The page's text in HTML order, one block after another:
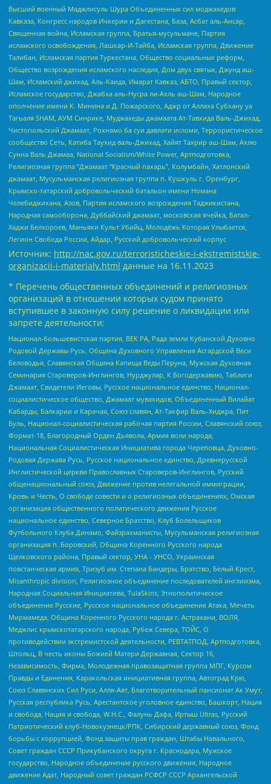
Высший военный Маджлисуль Шура Объединенных сил моджахедов
Кавказа, Конгресс народов Ичкерии и Дагестана, База, Асбат аль-Ансар,
Священная война, Исламская группа, Братья-мусульмане, Партия
исламского освобождения, Лашкар-И-Тайба, Исламская группа, Движение
Талибан, Исламская партия Туркестана, Общество социальных реформ,
Общество возрождения исламского наследия, Дом двух святых, Джунд аш-
Шам, Исламский джихад, Аль-Каида, Имарат Кавказ, АБТО, Правый сектор,
Исламское государство, Джабха аль-Нусра ли-Ахль аш-Шам, Народное
ополчение имени К. Минина и Д. Пожарского, Аджр от Аллаха Субхану уа
Тагьаля SHAM, АУМ Синрике, Муджахеды джамаата Ат-Тавхида Валь-Джихад,
Чистопольский Джамаат, Рохнамо ба суи давлати исломи, Террористическое
сообщество Сеть, Катиба Таухид валь-Джихад, Хайят Тахрир аш-Шам, Ахлю
Сунна Валь Джамаа, National Socialism/White Power, Артподготовка,
Религиозная группа “Джамаат “Красный пахарь”, Колумбайн, Хатлонский
джамаат, Мусульманская религиозная группа п. Кушкуль г. Оренбург,
Крымско-татарский добровольческий батальон имени Номана
Челебиджихана, Азов, Партия исламского возрождения Таджикистана,
Народная самооборона, Дуббайский джамаат, московская ячейка, Батал-
Хаджи Белхороев, Маньяки Культ Убийц, Молодёжь Которая Улыбается,
Легион Свобода России, Айдар, Русский добровольческий корпус
Источник: http://nac.gov.ru/terroristicheskie-i-ekstremistskie-
organizacii-i-materialy.html данные на 16.11.2023
* Перечень общественных объединений и религиозных
организаций в отношении которых судом принято
вступившее в законную силу решение о ликвидации или
запрете деятельности:
Национал-большевистская партия, ВЕК РА, Рада земли Кубанской Духовно
Родовой Державы Русь, Община Духовного Управления Асгардской Веси
Беловодья, Славянская Община Капища Веды Перуна, Мужская Духовная
Семинария Староверов-Инглингов, Нурджулар, К Богодержавию, Таблиги
Джамаат, Свидетели Иеговы, Русское национальное единство, Национал-
социалистическое общество, Джамаат мувахидов, Объединенный Вилайат
Кабарды, Балкарии и Карачая, Союз славян, Ат-Такфир Валь-Хиджра, Пит
Буль, Национал-социалистическая рабочая партия России, Славянский союз,
Формат-18, Благородный Орден Дьявола, Армия воли народа,
Национальная Социалистическая Инициатива города Череповца, Духовно-
Родовая Держава Русь, Русское национальное единство, Древнерусской
Инглистической церкви Православных Староверов-Инглингов, Русский
общенациональный союз, Движение против нелегальной иммиграции,
Кровь и Честь, О свободе совести и о религиозных объединениях, Омская
организация общественного политического движения Русское
национальное единство, Северное Братство, Клуб Болельщиков
Футбольного Клуба Динамо, Файзрахманисты, Мусульманская религиозная
организация п. Боровский, Община Коренного Русского народа
Щелковского района, Правый сектор, УНА - УНСО, Украинская
повстанческая армия, Тризуб им. Степана Бандеры, Братство, Белый Крест,
Misanthropic division, Религиозное объединение последователей инглиизма,
Народная Социальная Инициатива, TulaSkins, Этнополитическое
объединение Русские, Русское национальное объединение Атака, Мечеть
Мирмамеда, Община Коренного Русского народа г. Астрахани, ВОЛЯ,
Меджлис крымскотатарского народа, Рубеж Севера, ТОЙС, О
противодействии экстремистской деятельности, РЕВТАТПОД, Артподготовка,
Штольц, В честь иконы Божией Матери Державная, Сектор 16,
Независимость, Фирма, Молодежная правозащитная группа МПГ, Курсом
Правды и Единения, Каракольская инициативная группа, Автоград Крю,
Союз Славянских Сил Руси, Алля-Аят, Благотворительный пансионат Ак Умут,
Русская республика Русь, Арестантское уголовное единство, Башкорт, Нация
и свобода, Нация и свобода, W.H.С., Фалунь Дафа, Иртыш Ultras, Русский
Патриотический клуб-Новокузнецк/РПК, Сибирский державный союз, Фонд
борьбы с коррупцией, Фонд защиты прав граждан, Штабы Навального,
Совет граждан СССР Прикубанского округа г. Краснодара, Мужское
государство, Народное объединение русского движения, Народное
движение Адат, Народный совет граждан РСФСР СССР Архангельской